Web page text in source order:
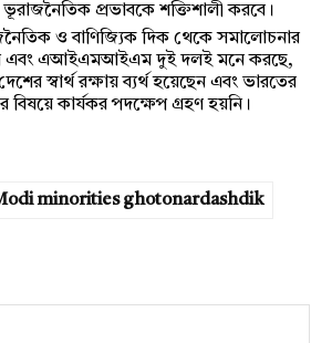
ভূরাজনৈতিক প্রভাবকে শক্তিশালী করবে।
ও বাণিজ্যিক দিক থেকে সমালোচনার
এবং এআইএমআইএম দুই দলই মনে করছে,
স্বার্থ রক্ষায় ব্যর্থ হয়েছেন এবং ভারতের
বিষয়ে কার্যকর পদক্ষেপ গ্রহণ হয়নি।
minorities ghotonardashdik